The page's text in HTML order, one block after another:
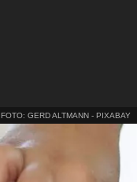
FOTO: GERD ALTMANN - PIXABAY